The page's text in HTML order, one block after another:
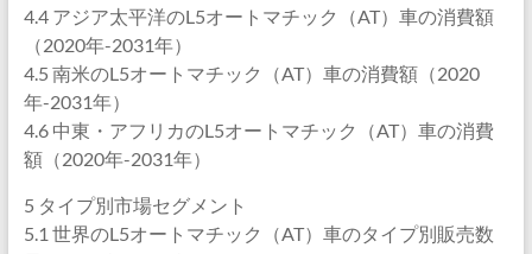
4.4 アジア太平洋のL5オートマチック（AT）車の消費額
（2020年-2031年）
4.5 南米のL5オートマチック（AT）車の消費額（2020
年-2031年）
4.6 中東・アフリカのL5オートマチック（AT）車の消費
額（2020年-2031年）
5 タイプ別市場セグメント
5.1 世界のL5オートマチック（AT）車のタイプ別販売数